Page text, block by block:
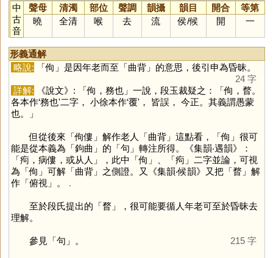
中
古
音
聲母 清濁 部位 聲調 韻攝 韻目 開合
等第
曉
全清 喉 去 流 侯/候 開 一
形義通解
略說: 「佝 」是因年老而至「曲背」的意思，後引申為昏昧。
24 字
詳解: 《說文》: 「佝，務也」一說，段玉裁疑之：「佝，瞀。
各本作‘務也'二字， 小徐本作‘覆'， 皆誤， 今正。其義謂愚蒙
也。」
但從後來「佝僂」解作老人「曲背」這點看，「佝 」很可
能是從本義為「鉤曲」的「句 」轉注所得。《集韻‧遇韻》：
「痀，病僂，或从人」，此中「佝 」、「痀 」二字並論，可視
為「佝 」可解「曲背」之側證。又《集韻‧候韻》又把「瞀」解
作「俯視」。﹒
至於段氏提出的「瞀」，很可能要循人年老可至於昏昧去
理解。
參見「句 」。 215 字